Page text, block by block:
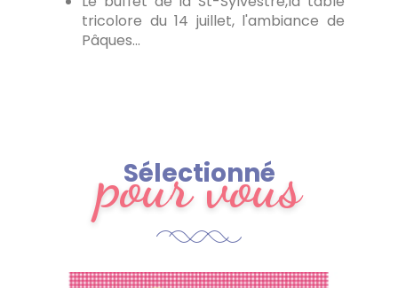
tricolore du 14 juillet, l'ambiance de
Pâques...
Sélectionné
pour vous